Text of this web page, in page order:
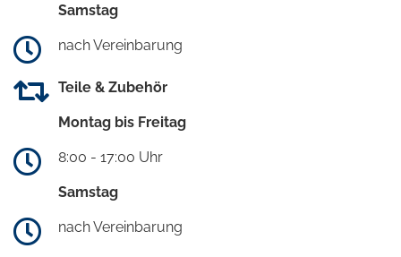
Samstag
nach Vereinbarung
Teile & Zubehör
Montag bis Freitag
8:00 - 17:00 Uhr
Samstag
nach Vereinbarung